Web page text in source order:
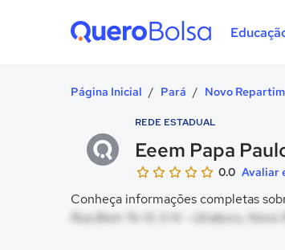
Página Inicial / Pará / Novo
REDE ESTADUAL
Eeem Papa
0.0 Avaliar
Conheça informações completas
Rua Bem Te Vi, S N - Uiraburu, Novo